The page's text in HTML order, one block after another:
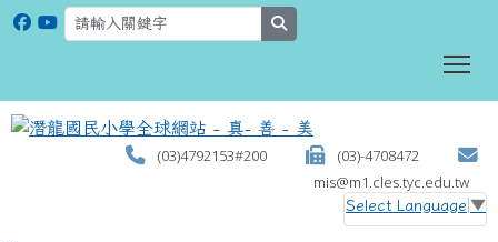
(03)4792153#200
(03)-4708472
mis@m1.cles.tyc.edu.tw
Select Language ▼